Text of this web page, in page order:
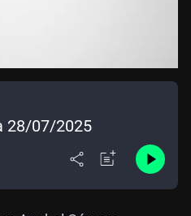
28/07/2025